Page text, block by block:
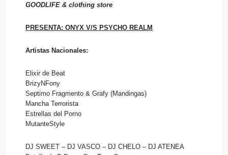
GOODLIFE & clothing store
PRESENTA: ONYX V/S PSYCHO REALM
Artistas Nacionales:
Elixir de Beat
BrizyNFony
Septimo Fragmento & Grafy (Mandingas)
Mancha Terrorista
Estrellas del Porno
MutanteStyle
DJ SWEET – DJ VASCO – DJ CHELO – DJ ATENEA